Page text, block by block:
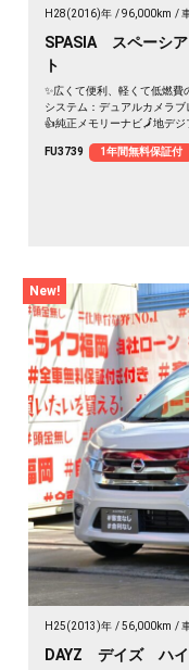
H28(2016)年 96,000km
SPASIA スペーシ
ト
✨広くて便利、軽くて低燃
システム：デュアルカメラ
👍純正メモリーナビ🗾地デジ
満載です👌
FU3739 1年間無料保証付
New!
H25(2013)年 56,000km
DAYZ デイズ ハイ